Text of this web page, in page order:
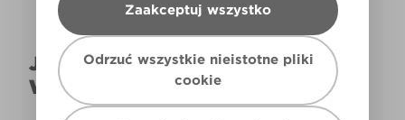
Zaakceptuj wszystko
Odrzuć wszystkie nieistotne pliki
cookie
JAK NAPRAWDĘ KOLOR BĘDZIE
WYGLĄDAŁ W TWOIM DOMU?